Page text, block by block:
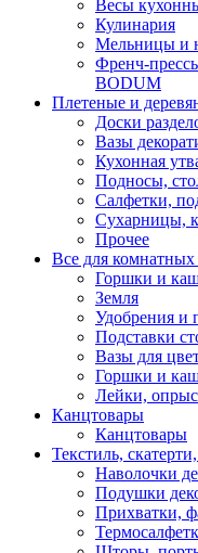
Весы
Кулинария
Мельницы и
Френч-
BODUM
Плетеные и
Доски
Вазы
Кухонная
Подносы,
Салфетки,
Сухарницы,
Прочее
Все для комнатных
Горшки и
Земля
Удобрения и
Подставки
Вазы для
Горшки и
Лейки,
Канцтовары
Канцтовары
Текстиль,
Наволочки
Подушки
Прихватки,